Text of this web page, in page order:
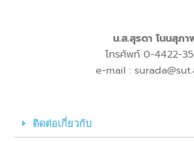
น.ส.สุรดา โนนสุภ
โทรศัพท์ 0-4422-
e-mail :
ติดต่อเกี่ยวกับ